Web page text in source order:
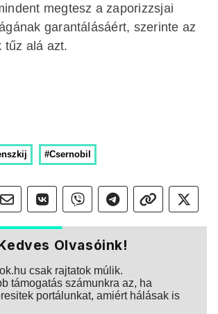
megtesz a zaporizzsjai
garantálásáért, szerinte az
tűz alá azt.
#Csernobil
Olvasóink!
csak rajtatok múlik.
támogatás számunkra az, ha
portálunkat, amiért hálásak is